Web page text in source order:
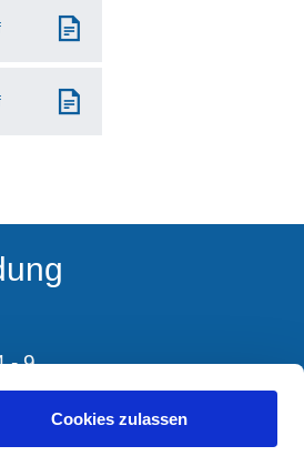
Cookies zulassen
- 9